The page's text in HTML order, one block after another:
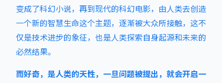
变成了科幻小说，再到现代的科幻电影，由人类去创造
一个新的智慧生命这个主题，逐渐被大众所接触，这不
仅是技术进步的象征，也是人类探索自身起源和未来的
必然结果。
而好奇，是人类的天性，一旦问题被提出，就会开启一